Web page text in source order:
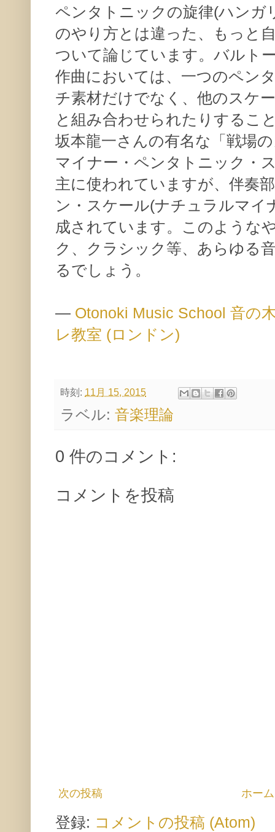
ペンタトニックの旋律(ハンガ
のやり方とは違った、もっと
ついて論じています。バルト
作曲においては、一つのペン
チ素材だけでなく、他のスケ
と組み合わせられたりするこ
坂本龍一さんの有名な「戦場
マイナー・ペンタトニック・
主に使われていますが、伴奏
ン・スケール(ナチュラルマイ
成されています。このような
ク、クラシック等、あらゆる
るでしょう。
— Otonoki Music School 音の
レ教室 (ロンドン)
時刻: 11月 15, 2015
ラベル: 音楽理論
0 件のコメント:
コメントを投稿
次の投稿 ホーム
登録: コメントの投稿 (Atom)